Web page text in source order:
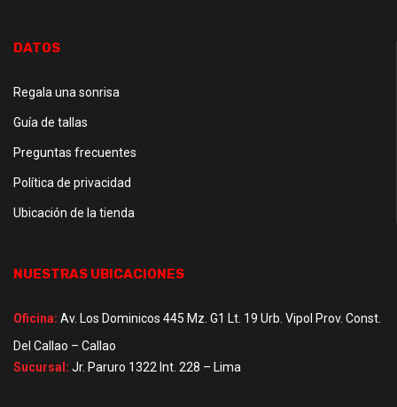
DATOS
Regala una sonrisa
Guía de tallas
Preguntas frecuentes
Política de privacidad
Ubicación de la tienda
NUESTRAS UBICACIONES
Oficina: Av. Los Dominicos 445 Mz. G1 Lt. 19 Urb. Vipol Prov. Const.
Del Callao – Callao
Sucursal: Jr. Paruro 1322 Int. 228 – Lima